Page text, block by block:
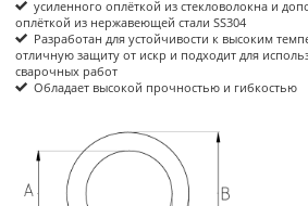
усиленного оплёткой из стекловолокна и
оплёткой из нержавеющей стали SS304
Разработан для устойчивости к высоким
отличную защиту от искр и подходит для
сварочных работ
Обладает высокой прочностью и гибкостью